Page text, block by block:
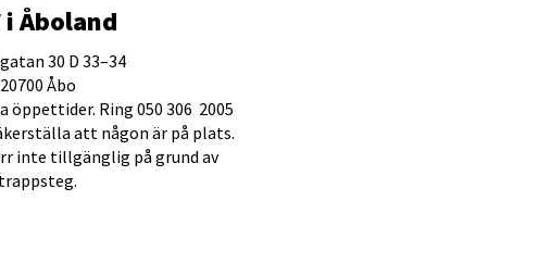
i Åboland
30 D 33–34
20700 Åbo
öppettider. Ring 050 306 2005
att någon är på plats.
inte tillgänglig på grund av
trappsteg.